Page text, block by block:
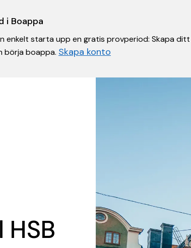
i Boappa
enkelt starta upp en gratis provperiod: Skapa
börja boappa. Skapa konto